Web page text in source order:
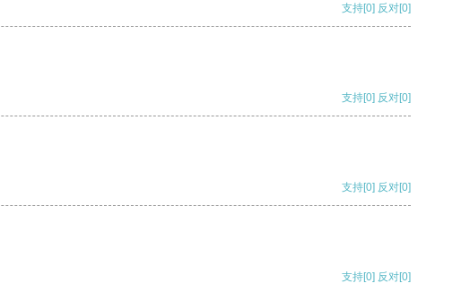
支持[0] 反对[0]
支持[0] 反对[0]
支持[0] 反对[0]
支持[0] 反对[0]